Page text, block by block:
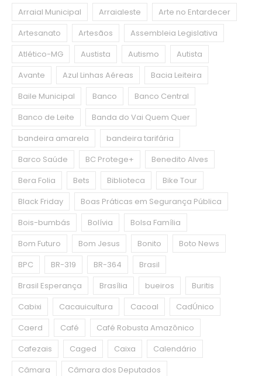
Arraial Municipal Arraialeste
Arte no Entardecer
Artesanato
Artesãos
Assembleia Legislativa
Atlético-MG
Austista Autismo
Autista
Avante
Azul Linhas Aéreas
Bacia Leiteira
Baile Municipal
Banco
Banco Central
Banco de Leite
Banda do Vai Quem Quer
bandeira amarela
bandeira tarifária
Barco Saúde
BC Protege+
Benedito Alves
Bera Folia
Bets Biblioteca
Bike Tour
Black Friday
Boas Práticas em Segurança Pública
Bois-bumbás
Bolívia
Bolsa Família
Bom Futuro
Bom Jesus Bonito
Boto News
BPC
BR-319 BR-364
Brasil
Brasil Esperança
Brasília bueiros
Buritis
Cabixi
Cacauicultura Cacoal
CadÚnico
Caerd
Café
Café Robusta Amazônico
Cafezais
Caged Caixa
Calendário
Câmara
Câmara dos Deputados